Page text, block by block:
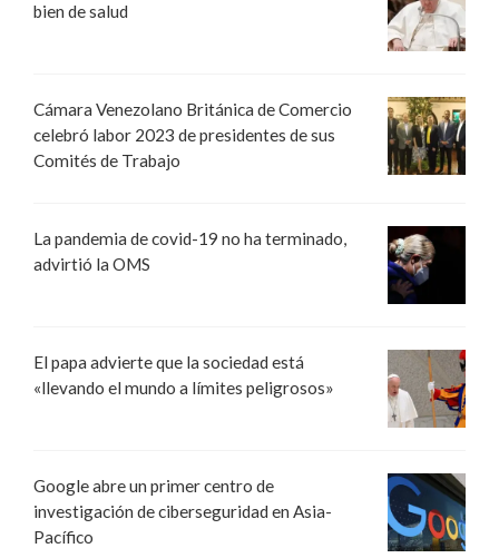
bien de salud
Cámara Venezolano Británica de Comercio
celebró labor 2023 de presidentes de sus
Comités de Trabajo
La pandemia de covid-19 no ha terminado,
advirtió la OMS
El papa advierte que la sociedad está
«llevando el mundo a límites peligrosos»
Google abre un primer centro de
investigación de ciberseguridad en Asia-
Pacífico